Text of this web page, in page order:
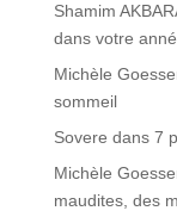
Shamim
dans votre
Michèle
sommeil
Sovere dans 7
Michèle
maudites, des